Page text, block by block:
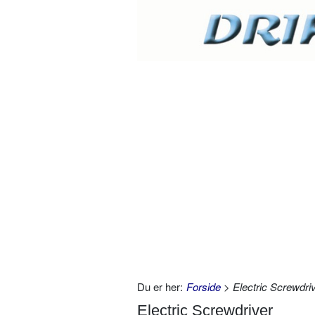
Du er her: Forside > Electric
Electric Screwdriver